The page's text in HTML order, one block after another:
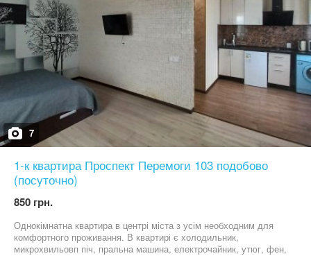
7
1-к квартира Проспект Перемоги 103 подобово
(посуточно)
850 грн.
Однокімнатна квартира в центрі міста з усім необходним для
комфортного проживання. В квартирі є холодильник,
микрохвильовп піч, пральна машина, електрочайник, утюг, фен,